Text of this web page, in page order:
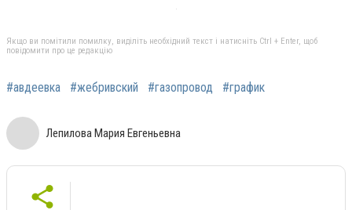
Якщо ви помітили помилку, виділіть необхідний текст і натисніть Ctrl + Enter, щоб
повідомити про це редакцію
#авдеевка #жебривский #газопровод #график
Лепилова Мария Евгеньевна